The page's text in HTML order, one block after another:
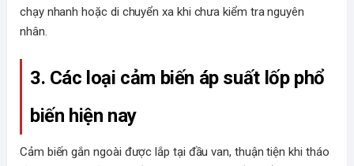
chạy nhanh hoặc di chuyển xa khi chưa kiểm tra nguyên
nhân.
3. Các loại cảm biến áp suất lốp phổ
biến hiện nay
Cảm biến gắn ngoài được lắp tại đầu van, thuận tiện khi tháo